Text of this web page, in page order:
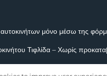
μόνο μέσω της
Τιφλίδα – Χωρίς